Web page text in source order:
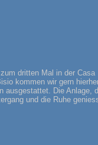
dritten Mal in der
kommen wir gern
ausgestattet. Die Anlage,
und die Ruhe